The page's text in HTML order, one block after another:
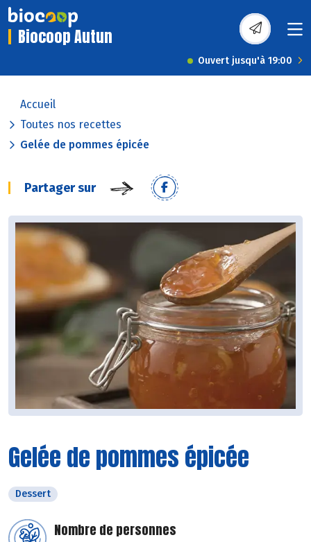
Biocoop Autun
Ouvert jusqu'à 19:00
Accueil
Toutes nos recettes
Gelée de pommes épicée
Partager sur
Gelée de pommes épicée
Dessert
Nombre de personnes